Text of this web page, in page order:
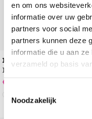
en om ons
informatie over uw
partners voor social
partners kunnen deze
informatie die u aan
verzameld op basis
Noodzakelijk
PS Poelman
Instappers
€